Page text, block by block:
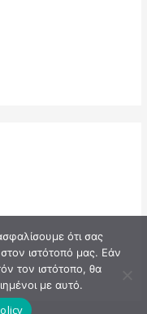
ότι σας
ιστότοπό μας. Εάν
τον ιστότοπο, θα
με αυτό.